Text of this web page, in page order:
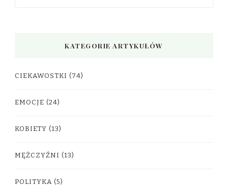
KATEGORIE ARTYKUŁÓW
CIEKAWOSTKI (74)
EMOCJE (24)
KOBIETY (13)
MĘŻCZYŹNI (13)
POLITYKA (5)